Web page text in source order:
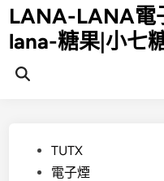
Skip
to
content
LANA-LANA電
lana-糖果|小七
Open
PostedTUTX
電子煙